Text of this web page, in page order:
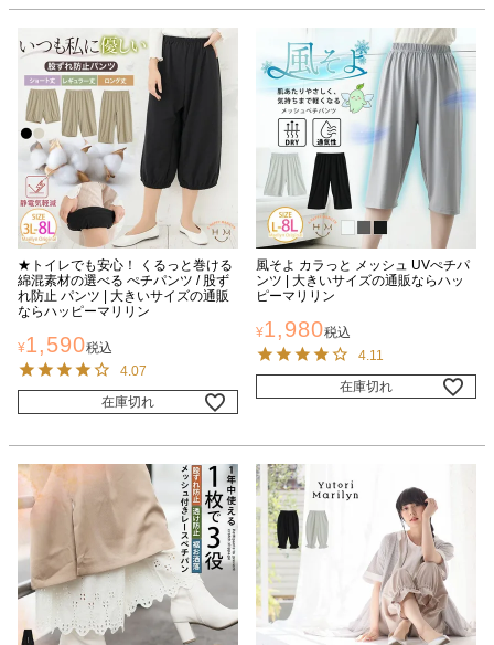
★トイレでも安心！ くるっと巻ける
綿混素材の選べる ぺチパンツ / 股ず
れ防止 パンツ | 大きいサイズの通販
ならハッピーマリリン
¥1,590税込
4.07
在庫切れ
風そよ カラっと メッシュ UVぺチパ
ンツ | 大きいサイズの通販ならハッ
ピーマリリン
¥1,980税込
4.11
在庫切れ